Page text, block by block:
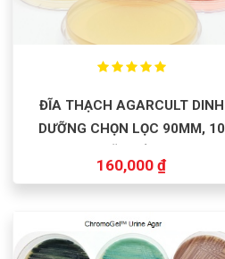
ĐĨA THẠCH AGARCULT DINH
DƯỠNG CHỌN LỌC 90MM, 10
160,000 ₫